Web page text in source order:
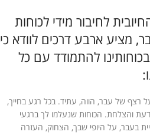
לחיבור מידי לכוחות
מציע ארבע דרכים לוודא כי
להתמודד עם כל
רצף של עבר, הווה, עתיד. בכל רגע בחייך,
והצלחת. הכוחות שנעלמו לך ברגעי
בעבר, על היופי שבך, הצחוק, העזרה